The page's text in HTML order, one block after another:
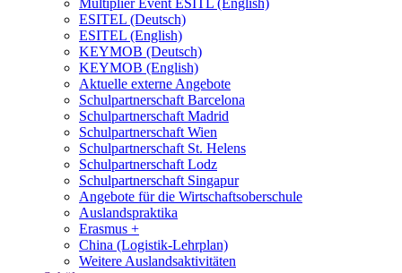
Multiplier Event ESITL (English)
ESITEL (Deutsch)
ESITEL (English)
KEYMOB (Deutsch)
KEYMOB (English)
Aktuelle externe Angebote
Schulpartnerschaft Barcelona
Schulpartnerschaft Madrid
Schulpartnerschaft Wien
Schulpartnerschaft St. Helens
Schulpartnerschaft Lodz
Schulpartnerschaft Singapur
Angebote für die Wirtschaftsoberschule
Auslandspraktika
Erasmus +
China (Logistik-Lehrplan)
Weitere Auslandsaktivitäten